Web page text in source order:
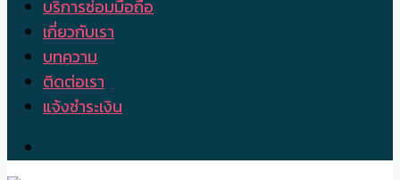
บริการซ่อมมือถือ
เกี่ยวกับเรา
บทความ
ติดต่อเรา
แจ้งชำระเงิน